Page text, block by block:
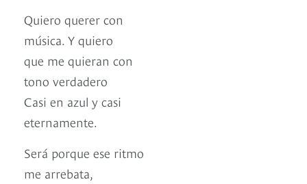
Quiero querer con
música. Y quiero
que me quieran con
tono verdadero
Casi en azul y casi
eternamente.
Será porque ese ritmo
me arrebata,